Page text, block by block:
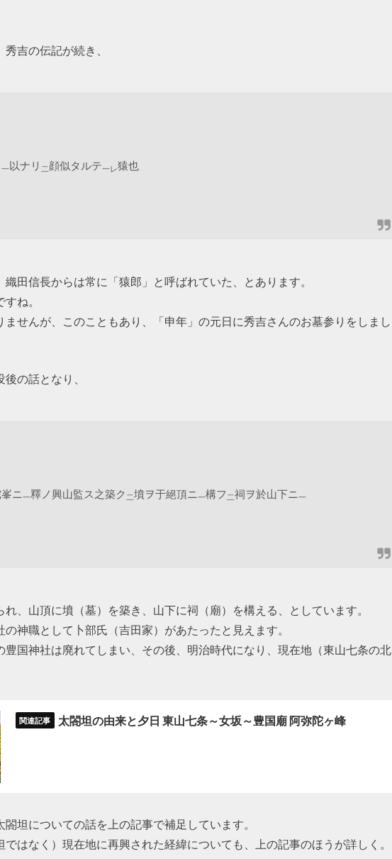
吉の伝記が続き、
一 以ナリ 二顔似タルテ一レ猿也
田信長からは常に「猿郎」と呼ばれていた、とあります。
ね。
せんが、このこともあり、「申年」の元日に秀吉さんのお墓参りをしまし
の話となり、
ニ一釋ノ興山監ス之築ク 二墳ヲ于絕頂ニ一構フ 二祠ヲ於山下ニ一
、山頂に墳（墓）を築き、山下に祠（廟）を構える、としています。
神職として卜部氏（吉田家）があたったと見えます。
豊国神社は廃れてしまい、その後、明治時代になり、現在地（東山七条の北
太閤坦の由来と夕日 東山七条～女坂～豊国廟 阿弥陀ヶ峰
坦についての話を上の記事で補足しています。
はなく）現在地に再興された経緯についても、上の記事のほうが詳しく。